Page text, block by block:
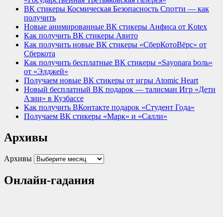
ВК стикеры Космическая Безопасность Спотти — как
получить
Новые анимированные ВК стикеры Анфиса от Kotex
Как получить ВК стикеры Авито
Как получить новые ВК стикеры «СберКотоВёрс» от
Сберкота
Как получить бесплатные ВК стикеры «Sayonara bоль»
от «Элджей»
Получаем новые ВК стикеры от игры Atomic Heart
Новый бесплатный ВК подарок — талисман Игр «Дети
Азии» в Кузбассе
Как получить ВКонтакте подарок «Студент Года»
Получаем ВК стикеры «Марк» и «Салли»
Архивы
Архивы
Онлайн-гадания